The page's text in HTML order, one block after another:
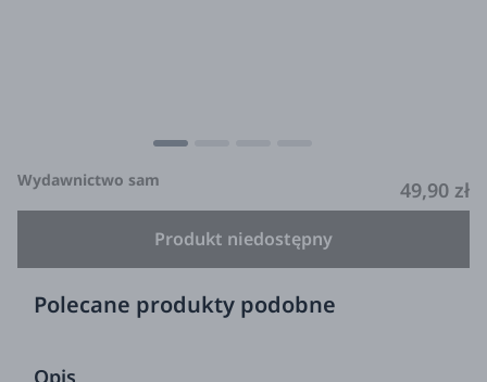
Wydawnictwo sam 49,90 zł
Produkt niedostępny
Polecane produkty podobne
Opis